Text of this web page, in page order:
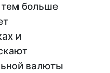
больше
и
валюты